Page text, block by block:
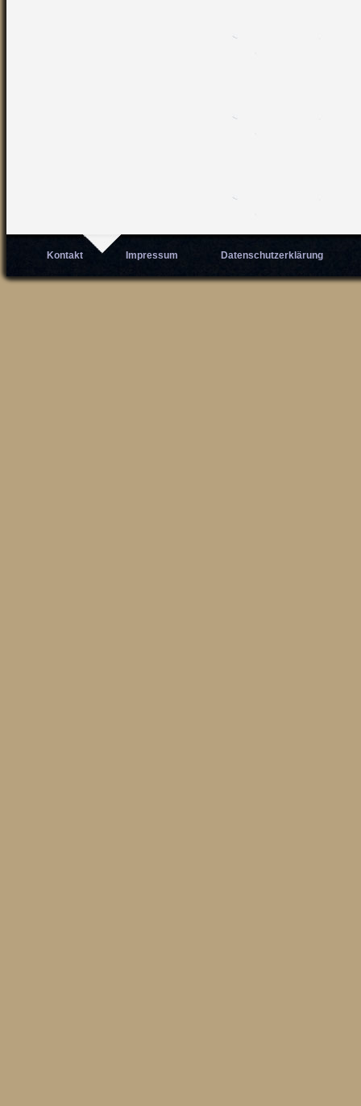
Kontakt Impressum Datenschutzerklärung